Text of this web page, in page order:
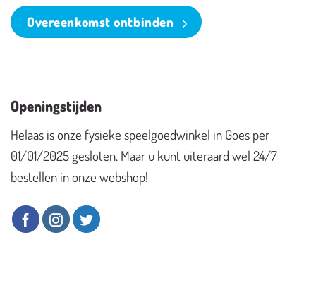
Overeenkomst ontbinden
Openingstijden
Helaas is onze fysieke speelgoedwinkel in Goes per
01/01/2025 gesloten. Maar u kunt uiteraard wel 24/7
bestellen in onze webshop!